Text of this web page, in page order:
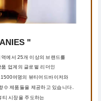
"
에서 25개 이상의 브랜드를
업계의 글로벌 리더인
여명의 뷰티어드바이저와
수 제품들을 제공하고 있습니다.
티 시장을 주도하는